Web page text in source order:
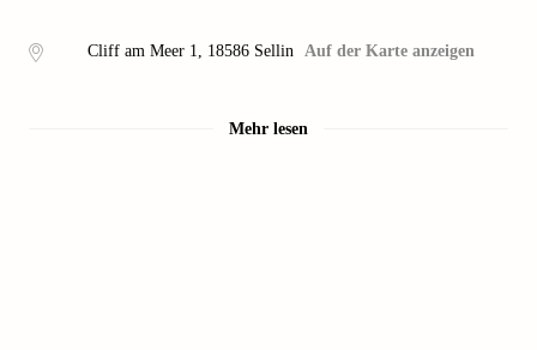
Cliff am Meer 1, 18586 Sellin Auf der Karte anzeigen
Mehr lesen